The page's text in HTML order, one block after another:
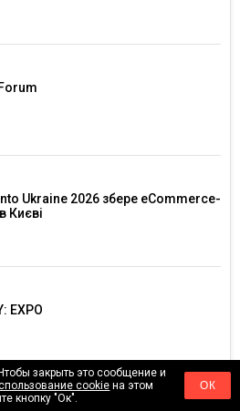
Ukraine 2026 збере eCommerce-
Києві
EXPO
закрыть это сообщение и
cookie на этом
кнопку "Ок".
ОК